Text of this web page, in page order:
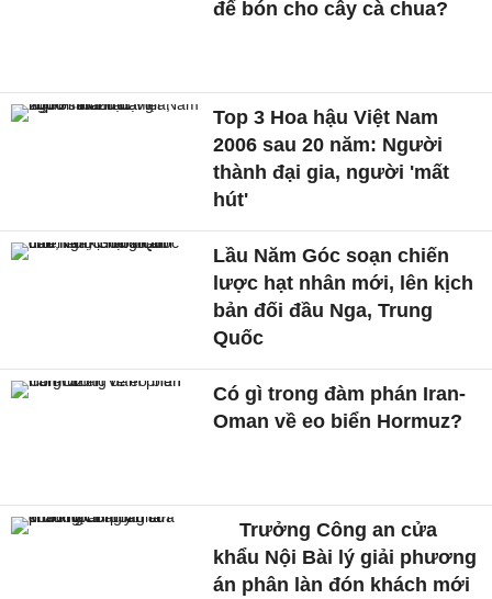
để bón cho cây cà chua?
Top 3 Hoa hậu Việt Nam
2006 sau 20 năm: Người
thành đại gia, người 'mất
hút'
Lầu Năm Góc soạn chiến
lược hạt nhân mới, lên kịch
bản đối đầu Nga, Trung
Quốc
Có gì trong đàm phán Iran-
Oman về eo biển Hormuz?
Trưởng Công an cửa
khẩu Nội Bài lý giải phương
án phân làn đón khách mới